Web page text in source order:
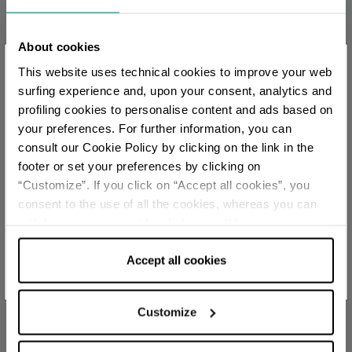
About cookies
This website uses technical cookies to improve your web
surfing experience and, upon your consent, analytics and
profiling cookies to personalise content and ads based on
your preferences. For further information, you can
consult our Cookie Policy by clicking on the link in the
footer or set your preferences by clicking on
“Customize”. If you click on “Accept all cookies”, you
consent to the use of all the cookies, whereas you can
cookies only” and only the technical cookies for the
correct functioning of the website will be used.
Accept all cookies
Customize
August 2026
T S
1
2
3 4 5 6 7
8
11 12 13
15
23
24 25 26 27 28
29
UFFICI INFORMAZIONE TURISTICA
×
Sei arrivato in ritardo. ..
Per rimanere aggiornato
SCOPRI TUTTI GLI EVENTI
ISCRIVITI ALLA NEWSLETTER